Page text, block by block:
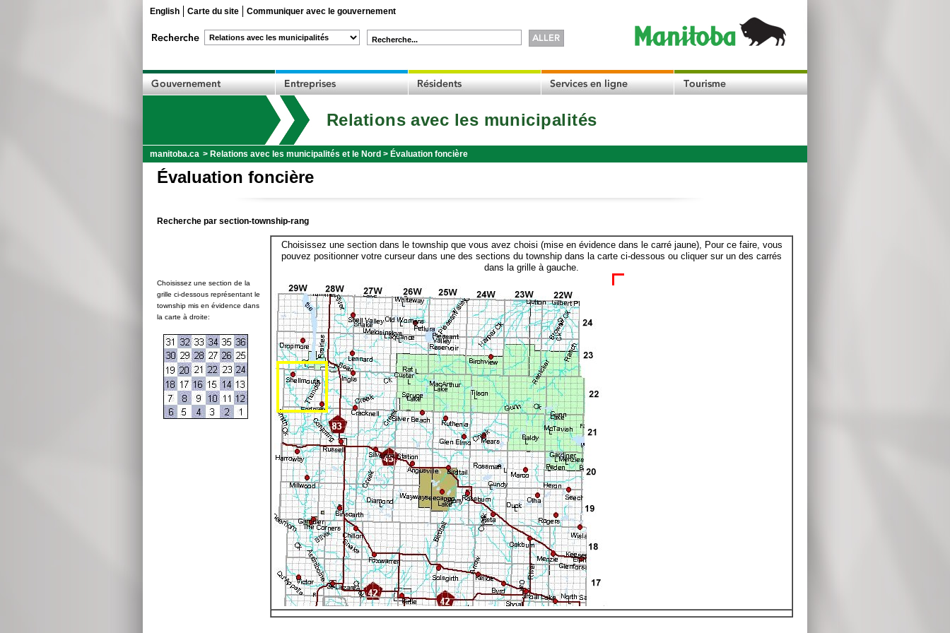
English Carte du site Communiquer avec le gouvernement
Recherche...
Relations avec les municipalités
manitoba.ca > Relations avec les municipalités et le Nord > Évaluation foncière
Évaluation foncière
Recherche par section-township-rang
Choisissez une section de la
grille ci-dessous représentant le
township mis en évidence dans
la carte à droite:
Choisissez une section dans le township que vous avez choisi (mise en évidence dans le carré jaune), Pour ce faire, vous
pouvez positionner votre curseur dans une des sections du township dans la carte ci-dessous ou cliquer sur un des carrés
dans la grille à gauche.